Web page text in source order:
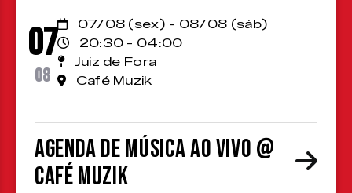
07
08
07/08 (sex) - 08/08 (sáb)
20:30 - 04:00
Juiz de Fora
Café Muzik
Agenda de Música ao Vivo @
Café Muzik